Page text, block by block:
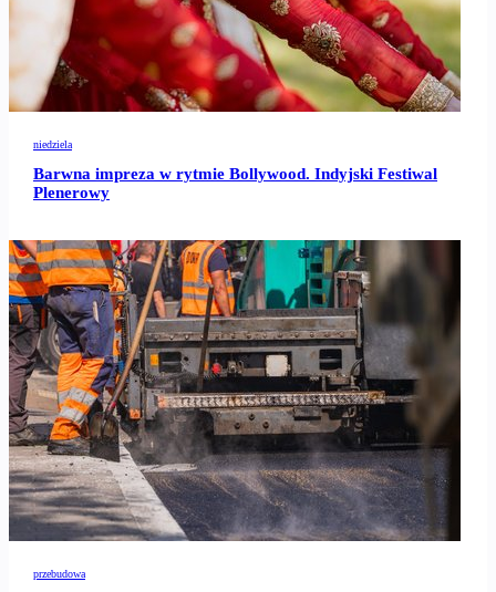
niedziela
Barwna impreza w rytmie Bollywood. Indyjski Festiwal
Plenerowy
przebudowa